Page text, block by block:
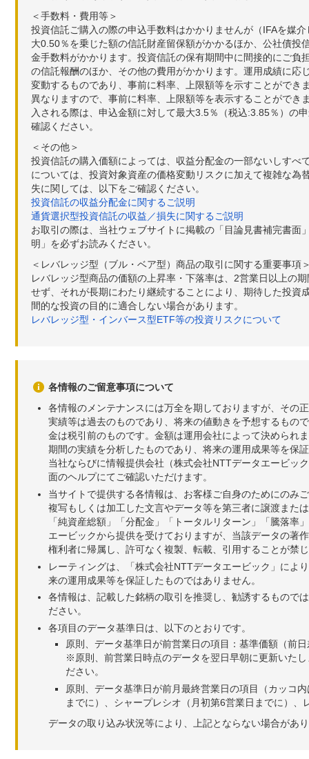
2017年09月05日
2017年09月04日 11,256 -119 -
2017年09月01日 11,375 +18
2017年08月31日 11,357 +45
2017年08月30日 11,312 +71
2017年08月29日
2017年08月28日 11,250 +49
2017年08月25日 11,201
＜手数料・費用等＞
投資信託ご購入の際の申込手数料はかかりませんが（IFAを媒
大0.50％を乗じた額の信託財産留保額がかかるほか、公社債
金手数料がかかります。投資信託の保有期間中に間接的にご
の信託報酬のほか、その他の費用がかかります。運用成績に
変動するものであり、事前に料率、上限額等を示すことがで
異なりますので、事前に料率、上限額等を表示することがで
入される際は、申込金額に対して最大3.5％（税込:3.85％）の
確認ください。
＜その他＞
投資信託の購入価額によっては、収益分配金の一部ないしす
については、投資対象資産の価格変動リスクに加えて複雑な
失に関しては、以下をご確認ください。
投資信託の収益分配金に関するご説明
通貨選択型投資信託の収益／損失に関するご説明
お取引の際は、当社ウェブサイトに掲載の「目論見書補完書
明」を必ずお読みください。
＜レバレッジ型（ブル・ベア型）商品の取引に関する重要事項
レバレッジ型商品の価額の上昇率・下落率は、2営業日以上の
せず、それが長期にわたり継続することにより、期待した投
間的な投資の目的に適合しない場合があります。
レバレッジ型・インバース型ETF等の投資リスクについて
各情報のご留意事項について
各情報のメンテナンスには万全を期しておりますが、その
実績等は過去のものであり、将来の値動きを予想するもの
金は税引前のものです。金額は運用会社によって決められ
期間の実績を分析したものであり、将来の運用成果等を保
当社ならびに情報提供会社（株式会社NTTデータエービッ
面のヘルプにてご確認いただけます。
当サイトで提供する各情報は、お客様ご自身のためにのみ
複写もしくは加工した文言やデータ等を第三者に譲渡また
「純資産総額」「分配金」「トータルリターン」「騰落
エービックから提供を受けておりますが、当該データの著
権利者に帰属し、許可なく複製、転載、引用することが禁
レーティングは、「株式会社NTTデータエービック」によ
来の運用成果等を保証したものではありません。
各情報は、記載した銘柄の取引を推奨し、勧誘するもので
ださい。
各項目のデータ基準日は、以下のとおりです。
原則、データ基準日が前営業日の項目：基準価額（前
※原則、前営業日時点のデータを翌日早朝に更新いた
ださい。
原則、データ基準日が前月最終営業日の項目（カッコ
までに）、シャープレシオ（月初第6営業日までに）
データの取り込み状況等により、上記とならない場合があ